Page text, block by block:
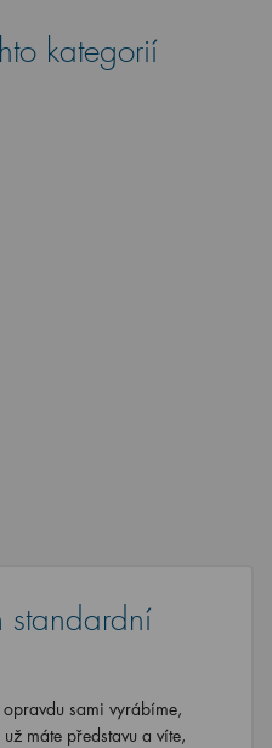
kategorií
standardní
sami vyrábíme,
máte představu a víte,